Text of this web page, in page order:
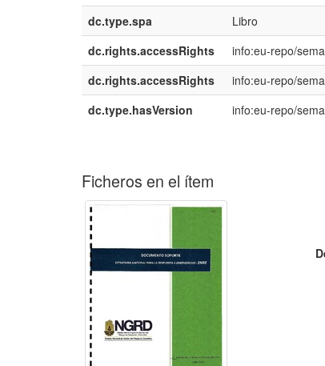
dc.type.spa
Libro
dc.rights.accessRights
info:eu-repo/
dc.rights.accessRights
info:eu-repo/
dc.type.hasVersion
info:eu-repo/
Ficheros en el ítem